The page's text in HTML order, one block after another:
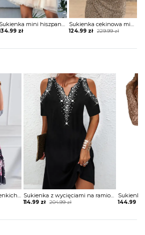
Sukienka mini hiszpanka tiulowa z szerokimi rękawami
zł
Sukienka cekinowa mini z krótkim rękawem
229.99zł
Original
124.99 zł
Current
Sukienka hiszpanka na cienkich ramiączkach Sukienka z wycięciami na ramionach z biżuteryjnym zdobieniem
204.99zł
Original
114.99 zł
Current
144.99